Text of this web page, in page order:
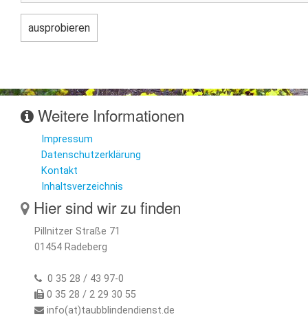
Weitere Informationen
Impressum
Datenschutzerklärung
Kontakt
Inhaltsverzeichnis
Hier sind wir zu finden
Pillnitzer Straße 71
01454 Radeberg
0 35 28 / 43 97-0
0 35 28 / 2 29 30 55
info(at)taubblindendienst.de